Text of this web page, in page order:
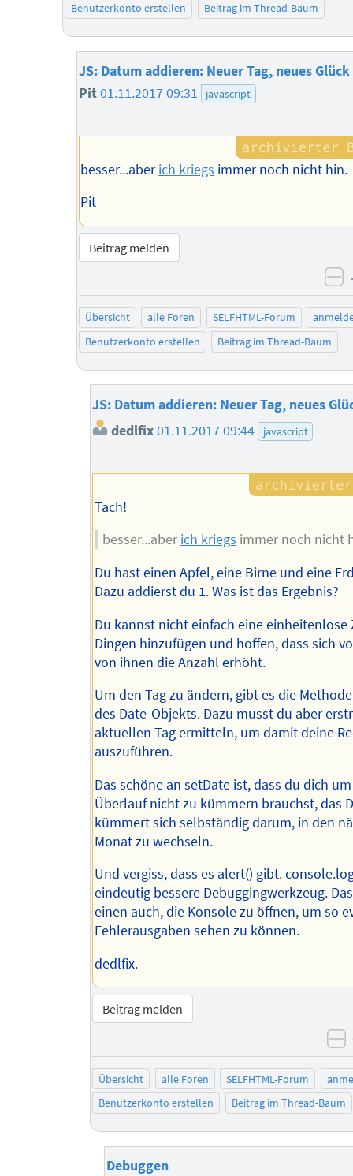
Benutzerkonto erstellen Beitrag im Thread-Baum
JS: Datum addieren: Neuer Tag, neues Glück
Pit01.11.2017 09:31 javascript
besser...aberich kriegs immer noch nicht hin.
Pit
Beitrag melden
Übersicht alle Foren SELFHTML-Forum
Benutzerkonto erstellen
Beitrag im Thread-Baum
JS: Datum addieren: Neuer Tag, neues
dedlfix01.11.2017 09:44 javascript
Tach!
besser...aber ich kriegs immer noch nicht
Du hast einen Apfel, eine Birne und eine
Dazu addierst du 1. Was ist das Ergebnis?
Du kannst nicht einfach eine einheitenlose
Dingen hinzufügen und hoffen, dass sich
von ihnen die Anzahl erhöht.
Um den Tag zu ändern, gibt es die
des Date-Objekts. Dazu musst du aber
aktuellen Tag ermitteln, um damit deine
auszuführen.
Das schöne an setDate ist, dass du dich
Überlauf nicht zu kümmern brauchst, das
kümmert sich selbständig darum, in den
Monat zu wechseln.
Und vergiss, dass es alert() gibt.
eindeutig bessere Debuggingwerkzeug.
einen auch, die Konsole zu öffnen, um so
Fehlerausgaben sehen zu können.
dedlfix.
Beitrag melden
Übersicht alle Foren SELFHTML-Forum
Benutzerkonto erstellen
Beitrag im Thread-Baum
Debuggen